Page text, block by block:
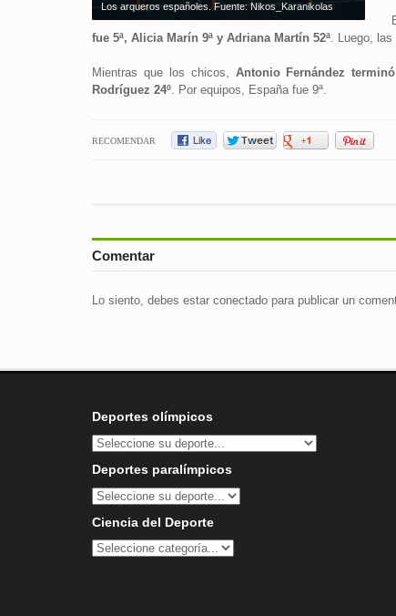
Los arqueros españoles. Fuente: Nikos_Karanikolas
fue 5ª, Alicia Marín 9ª y Adriana Martín 52ª. Luego, las
Mientras que los chicos, Antonio Fernández
Rodríguez 24º. Por equipos, España fue 9ª.
RECOMENDAR
Comentar
Lo siento, debes estar conectadopara publicar un
Deportes olímpicos
Deportes paralímpicos
Ciencia del Deporte